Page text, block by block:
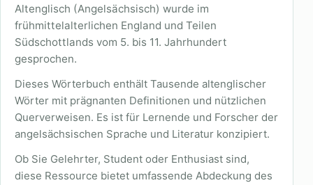
Altenglisch (Angelsächsisch) wurde im
frühmittelalterlichen England und Teilen
Südschottlands vom 5. bis 11. Jahrhundert
gesprochen.
Dieses Wörterbuch enthält Tausende altenglischer
Wörter mit prägnanten Definitionen und nützlichen
Querverweisen. Es ist für Lernende und Forscher der
angelsächsischen Sprache und Literatur konzipiert.
Ob Sie Gelehrter, Student oder Enthusiast sind,
diese Ressource bietet umfassende Abdeckung des